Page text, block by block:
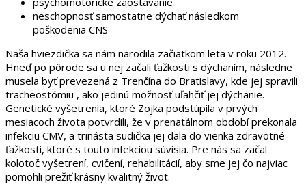
neschopnosť samostatne dýchať následkom
poškodenia CNS
Naša hviezdička sa nám narodila začiatkom leta v roku 2012.
Hneď po pôrode sa u nej začali ťažkosti s dýchaním, následne
musela byť prevezená z Trenčína do Bratislavy, kde jej spravili
tracheostómiu , ako jedinú možnosť uľahčiť jej dýchanie.
Genetické vyšetrenia, ktoré Zojka podstúpila v prvých
mesiacoch života potvrdili, že v prenatálnom období prekonala
infekciu CMV, a trinásta sudička jej dala do vienka zdravotné
ťažkosti, ktoré s touto infekciou súvisia. Pre nás sa začal
kolotoč vyšetrení, cvičení, rehabilitácií, aby sme jej čo najviac
pomohli prežiť krásny kvalitný život.